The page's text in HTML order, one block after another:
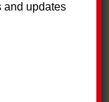
and updates